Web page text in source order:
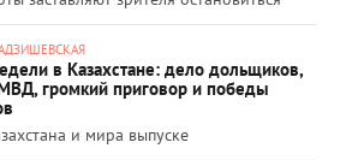
в Казахстане: дело дольщиков,
громкий приговор и победы
и мира выпуске